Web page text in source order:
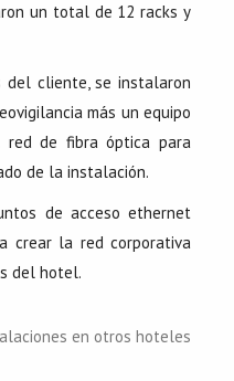
un total de 12 racks y
del cliente, se instalaron
más un equipo
red de fibra óptica para
de la instalación.
de acceso ethernet
crear la red corporativa
del hotel.
en otros hoteles